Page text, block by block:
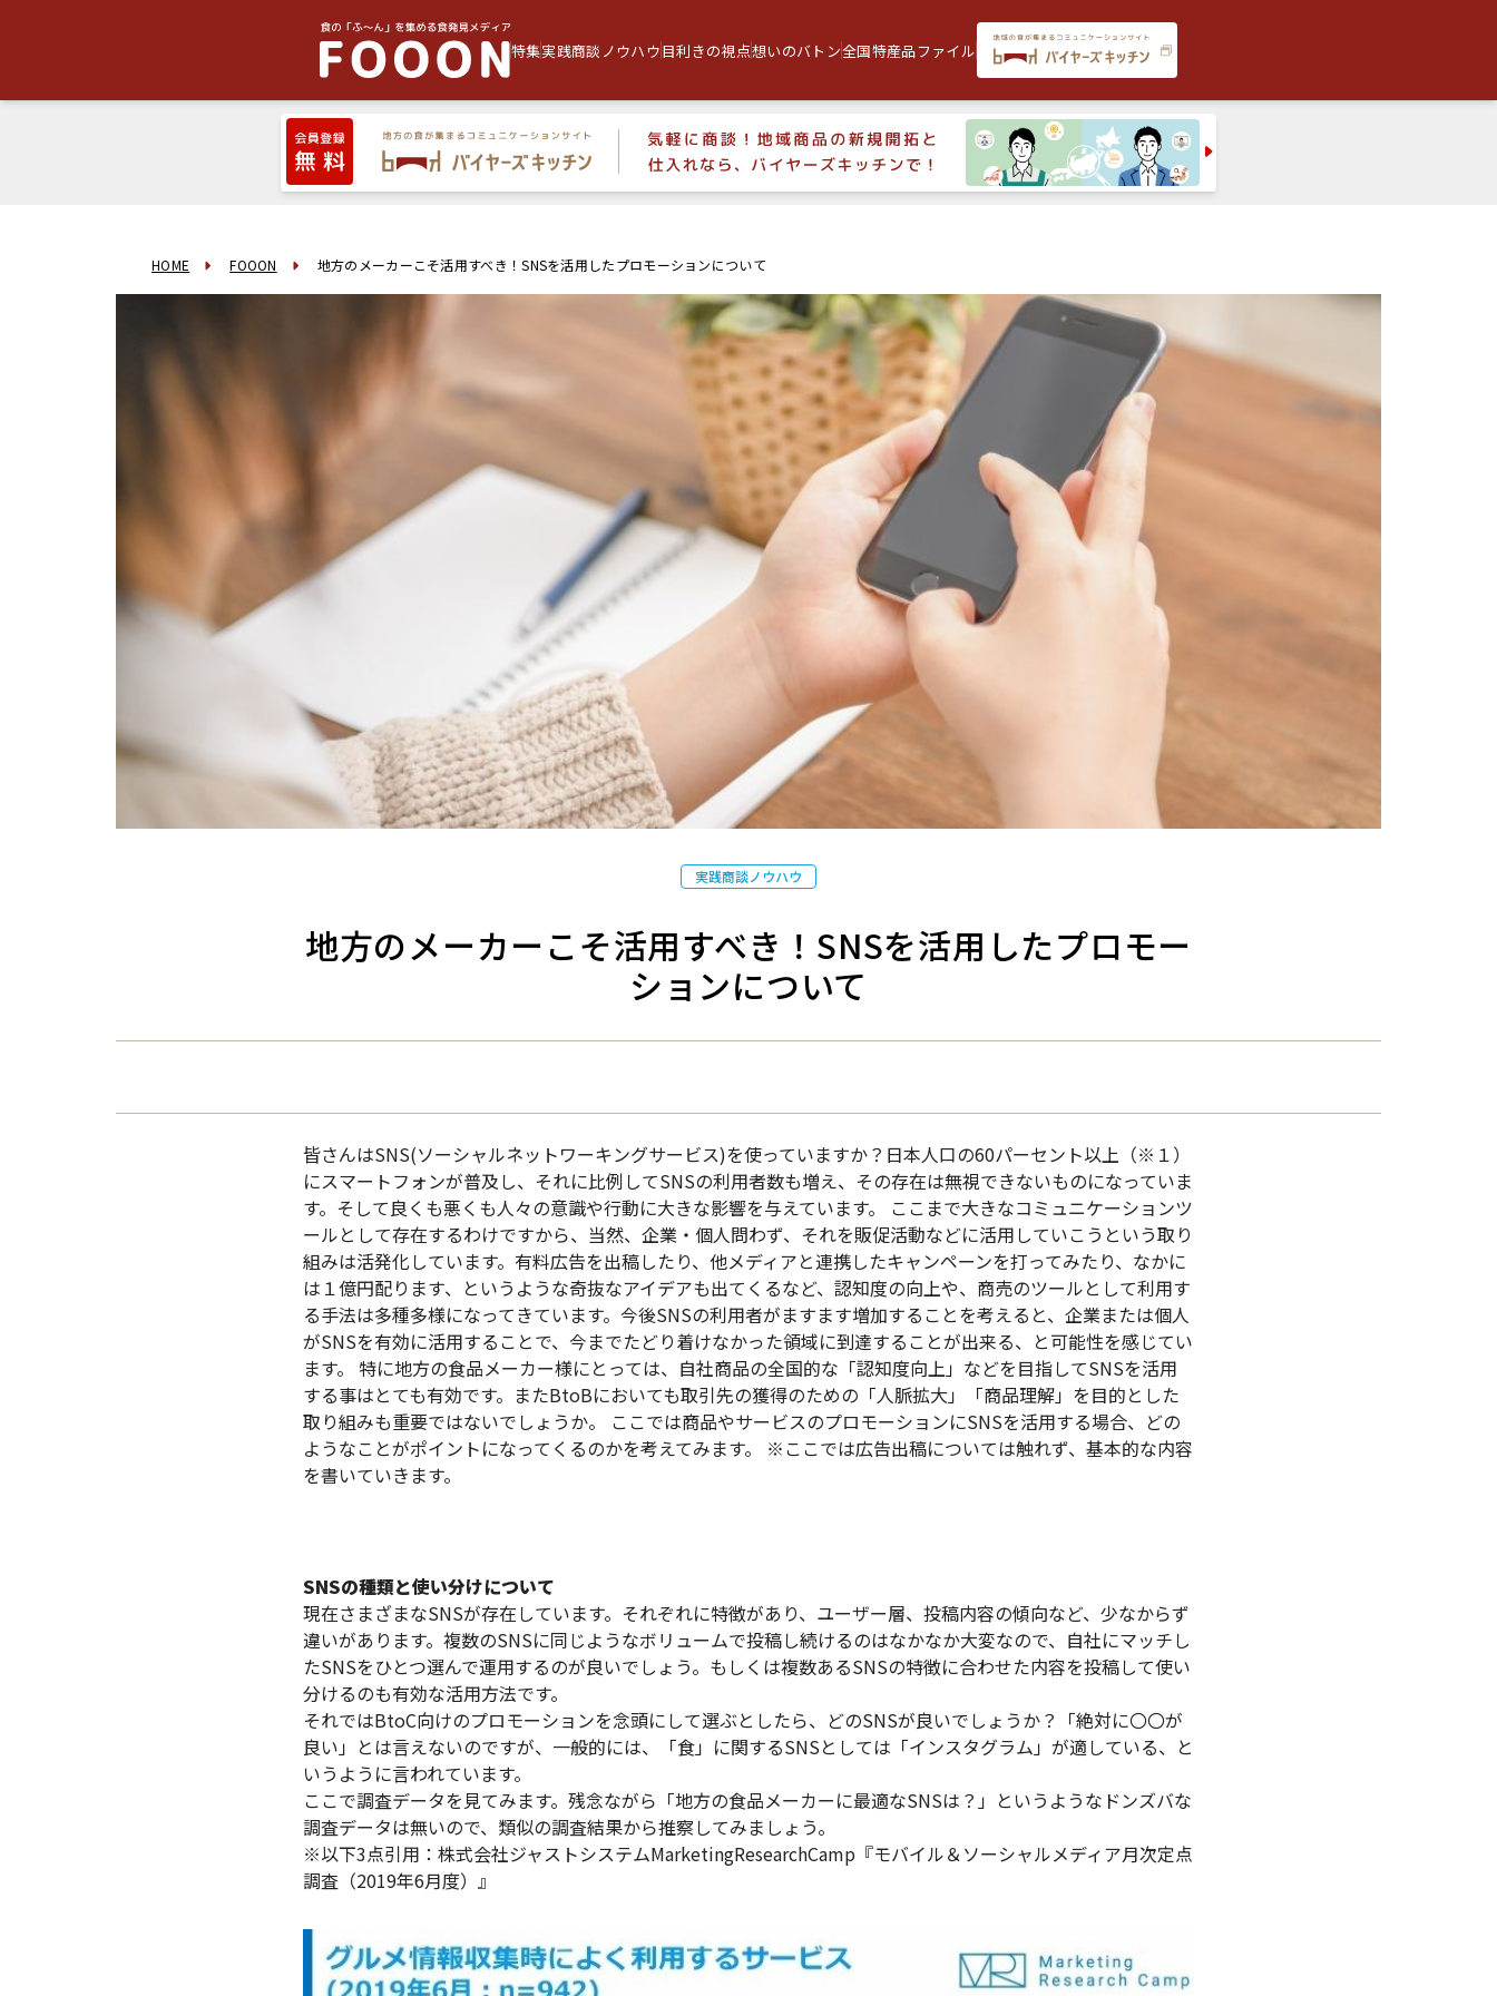
特集実践商談ノウハウ目利きの視点想いのバトン全国特産品ファイル
HOME FOOON 地方のメーカーこそ活用すべき！SNSを活用したプロモーションについて
実践商談ノウハウ
地方のメーカーこそ活用すべき！SNSを活用したプロモー
ションについて
皆さんはSNS(ソーシャルネットワーキングサービス)を使っていますか？日本人口の60パーセント以上（※１）
にスマートフォンが普及し、それに比例してSNSの利用者数も増え、その存在は無視できないものになっていま
す。そして良くも悪くも人々の意識や行動に大きな影響を与えています。 ここまで大きなコミュニケーションツ
ールとして存在するわけですから、当然、企業・個人問わず、それを販促活動などに活用していこうという取り
組みは活発化しています。有料広告を出稿したり、他メディアと連携したキャンペーンを打ってみたり、なかに
は１億円配ります、というような奇抜なアイデアも出てくるなど、認知度の向上や、商売のツールとして利用す
る手法は多種多様になってきています。今後SNSの利用者がますます増加することを考えると、企業または個人
がSNSを有効に活用することで、今までたどり着けなかった領域に到達することが出来る、と可能性を感じてい
ます。 特に地方の食品メーカー様にとっては、自社商品の全国的な「認知度向上」などを目指してSNSを活用
する事はとても有効です。またBtoBにおいても取引先の獲得のための「人脈拡大」「商品理解」を目的とした
取り組みも重要ではないでしょうか。 ここでは商品やサービスのプロモーションにSNSを活用する場合、どの
ようなことがポイントになってくるのかを考えてみます。 ※ここでは広告出稿については触れず、基本的な内容
を書いていきます。
SNSの種類と使い分けについて
現在さまざまなSNSが存在しています。それぞれに特徴があり、ユーザー層、投稿内容の傾向など、少なからず
違いがあります。複数のSNSに同じようなボリュームで投稿し続けるのはなかなか大変なので、自社にマッチし
たSNSをひとつ選んで運用するのが良いでしょう。もしくは複数あるSNSの特徴に合わせた内容を投稿して使い
分けるのも有効な活用方法です。
それではBtoC向けのプロモーションを念頭にして選ぶとしたら、どのSNSが良いでしょうか？「絶対に〇〇が
良い」とは言えないのですが、一般的には、「食」に関するSNSとしては「インスタグラム」が適している、と
いうように言われています。
ここで調査データを見てみます。残念ながら「地方の食品メーカーに最適なSNSは？」というようなドンズバな
調査データは無いので、類似の調査結果から推察してみましょう。
※以下3点引用：株式会社ジャストシステムMarketingResearchCamp『モバイル＆ソーシャルメディア月次定点
調査（2019年6月度）』